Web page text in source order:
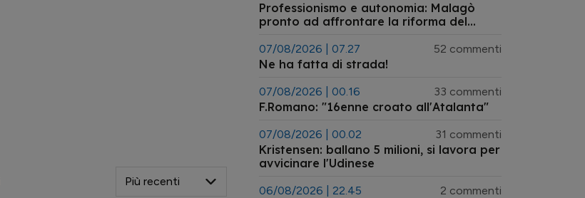
Professionismo e autonomia: Malagò
pronto ad affrontare la riforma del
07/08/2026 | 07.27 52 commenti
Ne ha fatta di strada!
07/08/2026 | 00.16 33 commenti
F.Romano: "16enne croato all'Atalanta"
07/08/2026 | 00.02 31 commenti
Kristensen: ballano 5 milioni, si lavora per
avvicinare l'Udinese
06/08/2026 | 22.45 2 commenti